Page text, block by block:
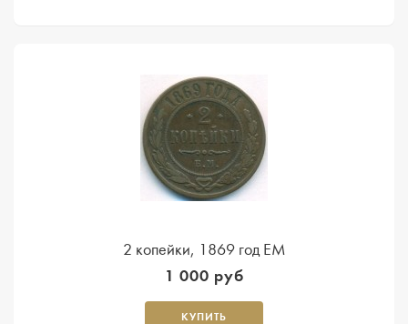
2 копейки, 1869 год ЕМ
1 000 руб
КУПИТЬ